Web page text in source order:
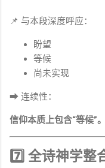
📌 与本段深度呼应：
盼望
等候
尚未实现
➡ 连续性：
信仰本质上包含“等候”。
7️⃣ 全诗神学整